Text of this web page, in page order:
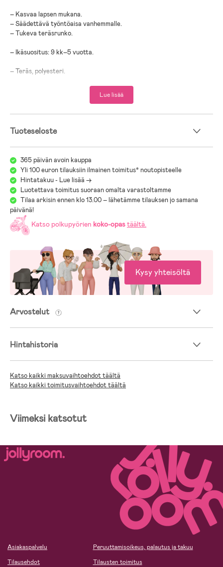
– Kasvaa lapsen mukana.
– Säädettävä työntöaisa vanhemmalle.
– Tukeva teräsrunko.
– Ikäsuositus: 9 kk–5 vuotta.
– Teräs, polyesteri.
- Tulee käyttää aikuisen valvonnassa.
Lue lisää
Tuoteseloste
365 päivän avoin kauppa
Yli 100 euron tilauksiin ilmainen toimitus* noutopisteelle
Hintatakuu - Lue lisää ->
Luotettava toimitus suoraan omalta varastoltamme
Tilaa arkisin ennen klo 13.00 – lähetämme tilauksen jo samana
päivänä!
Katso polkupyörien koko-opastäältä.
Kysy yhteisöltä
Arvostelut
Hintahistoria
Katso kaikki maksuvaihtoehdot täältä
Katso kaikki toimitusvaihtoehdot täältä
Viimeksi katsotut
Asiakaspalvelu
Tilausehdot
Peruuttamisoikeus, palautus ja takuu
Tilausten toimitus